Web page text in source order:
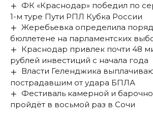
ФК «Краснодар» победил по
1-м туре Пути РПЛ Кубка России
Жеребьевка определила
бюллетене на парламентских
Краснодар привлек почти 48
рублей инвестиций с начала года
Власти Геленджика
пострадавшим от удара БПЛА
Фестиваль камерной и
пройдёт в восьмой раз в Сочи